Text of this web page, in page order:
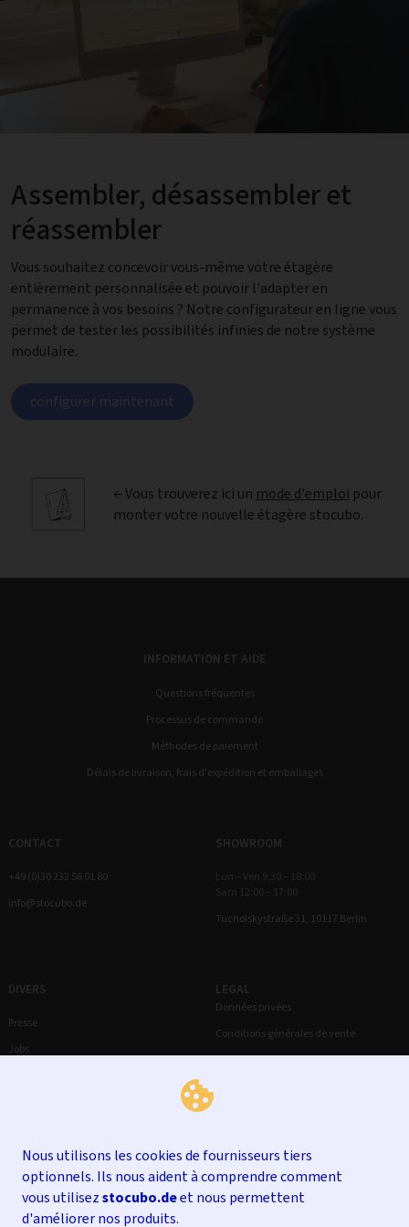
Nous utilisons les cookies de fournisseurs tiers
optionnels. Ils nous aident à comprendre comment
vous utilisezstocubo.deet nous permettent
d'améliorer nos produits.
Assembler, désassembler et
réassembler
Vous souhaitez concevoir vous-même votre étagère
entièrement personnalisée et pouvoir l'adapter en
permanence à vos besoins ? Notre configurateur en ligne vous
permet de tester les possibilités infinies de notre système
modulaire.
configurer maintenant
← Vous trouverez ici un mode d'emploi pour
monter votre nouvelle étagère stocubo.
INFORMATION ET AIDE
Questions fréquentes
Processus de commande
Méthodes de paiement
Délais de livraison, frais d'expédition et emballages
CONTACT
+49 (0)30 232 56 01 80
info@stocubo.de
SHOWROOM
Lun – Ven 9:30 – 18:00
Sam 12:00 – 17:00
Tucholskystraße 31, 10117 Berlin
DIVERS
Presse
Jobs
LEGAL
Données privées
Conditions générales de vente
Droit de rétractation